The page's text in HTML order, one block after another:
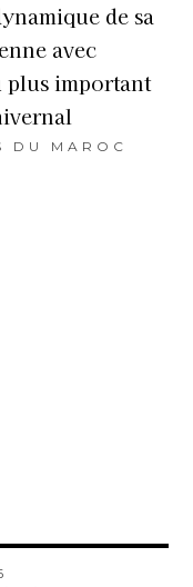
de sa
avec
important
DU MAROC